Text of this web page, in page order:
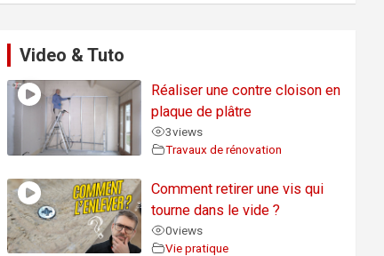
Video & Tuto
Réaliser une contre cloison en
plaque de plâtre
3views
Travaux de rénovation
Comment retirer une vis qui
tourne dans le vide ?
0views
Vie pratique